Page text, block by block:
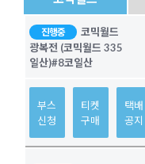
진행중
코믹월드
광복전 (코믹월드 335
일산)#8코일산
부스
신청
티켓
구매
택배
공지